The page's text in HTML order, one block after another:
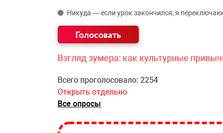
Никуда — если урок закончился, я
Взгляд зумера: как культурные
Всего проголосовало: 2254
Открыть отдельно
Все опросы